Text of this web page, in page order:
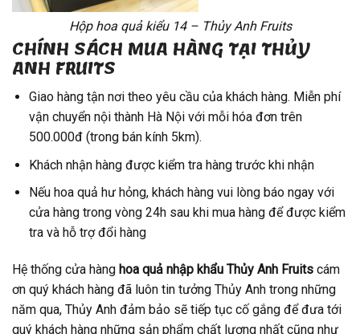
Hộp hoa quả kiểu 14 – Thủy Anh Fruits
CHÍNH SÁCH MUA HÀNG TẠI THỦY
ANH FRUITS
Giao hàng tận nơi theo yêu cầu của khách hàng. Miễn phí
vận chuyển nội thành Hà Nội với mỗi hóa đơn trên
500.000đ (trong bán kính 5km).
Khách nhận hàng được kiểm tra hàng trước khi nhận
Nếu hoa quả hư hỏng, khách hàng vui lòng báo ngay với
cửa hàng trong vòng 24h sau khi mua hàng để được kiểm
tra và hỗ trợ đổi hàng
Hệ thống cửa hàng hoa quả nhập khẩu Thủy Anh Fruits cám
ơn quý khách hàng đã luôn tin tưởng Thủy Anh trong những
năm qua, Thủy Anh đảm bảo sẽ tiếp tục cố gắng để đưa tới
quý khách hàng những sản phẩm chất lượng nhất cũng như